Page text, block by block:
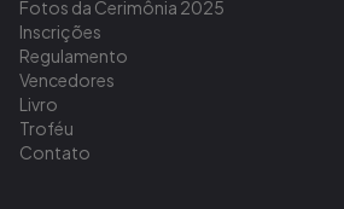
Fotos da Cerimônia 2025
Inscrições
Regulamento
Vencedores
Livro
Troféu
Contato